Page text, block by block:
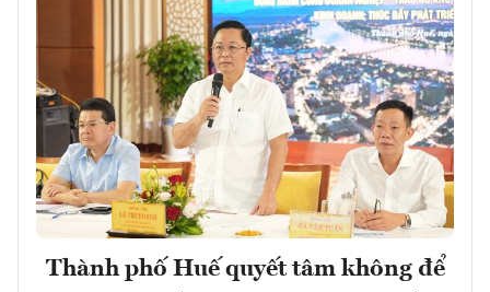
Thành phố Huế quyết tâm không để